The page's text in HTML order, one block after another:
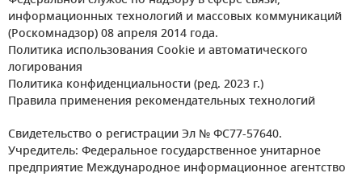
информационных технологий и массовых коммуникаций
(Роскомнадзор) 08 апреля 2014 года.
Политика использования Cookie и автоматического
логирования
Политика конфиденциальности (ред. 2023 г.)
Правила применения рекомендательных технологий
Свидетельство о регистрации Эл № ФС77-57640.
Учредитель: Федеральное государственное унитарное
предприятие Международное информационное агентство